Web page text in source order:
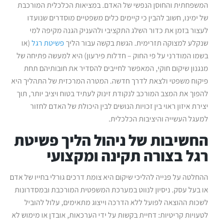
המשפחתית והחוסן הנפשי של האדם. במציאות הכלכלית המורכבת
של ימינו, חשוב להבין כי קיימים כלים משפטיים מוסדרים שנועדו
לעצור בזמן את כדור השלג התקציבי ולהעניק הגנה מקיפה למי
שנקלע למצוקה תזרימית. הגשת בקשה עבור הליךפשיטת רגל(או
בשמו המודרני על פי החוק – חדלות פירעון) היא למעשה פתיחה של
מנגנון שיקום חוקי, המאפשר לחייבים להסדיר את חובותיהם תחת
פיקוח משפטי ולצאת לדרך חדשה. המטרה המרכזית של התהליך היא
להפוך את המצב המורכב לנקודת זינוק לעתיד בטוח ויציב יותר, תוך
יצירת איזון ראוי בין זכויות הנושים לבין היכולת של האדם לחזור
למעגל העשייה והיציבות הכלכלית.
החשיבות של ניהול הליך פשיטת
רגל בצורה תקינה ומקצועי
ההחלטה על פנייה להליכי שיקום היא צומת דרכים גורלי בחייו של אדם
או בעל עסק. ניסיון לנווט במערכת המשפטית המורכבת ובמסדרונות
לשכות ההוצאה לפועל ללא הדרכה וייצוג מתאימים, עלול להוביל
לטעויות קריטיות: דחיית בקשות על ידי הערכאות, אובדן או מימוש לא